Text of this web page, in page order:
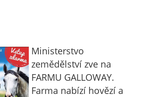
Ministerstvo
zemědělství zve na
FARMU GALLOWAY.
Farma nabízí hovězí a